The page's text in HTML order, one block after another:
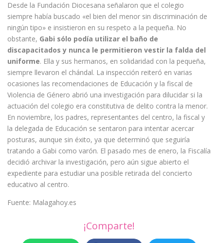
Desde la Fundación Diocesana señalaron que el colegio
siempre había buscado «el bien del menor sin discriminación de
ningún tipo» e insistieron en su respeto a la pequeña. No
obstante, Gabi sólo podía utilizar el baño de
discapacitados y nunca le permitieron vestir la falda del
uniforme. Ella y sus hermanos, en solidaridad con la pequeña,
siempre llevaron el chándal. La inspección reiteró en varias
ocasiones las recomendaciones de Educación y la fiscal de
Violencia de Género abrió una investigación para dilucidar si la
actuación del colegio era constitutiva de delito contra la menor.
En noviembre, los padres, representantes del centro, la fiscal y
la delegada de Educación se sentaron para intentar acercar
posturas, aunque sin éxito, ya que determinó que seguiría
tratando a Gabi como varón. El pasado mes de enero, la Fiscalía
decidió archivar la investigación, pero aún sigue abierto el
expediente para estudiar una posible retirada del concierto
educativo al centro.
Fuente: Malagahoy.es
¡Comparte!